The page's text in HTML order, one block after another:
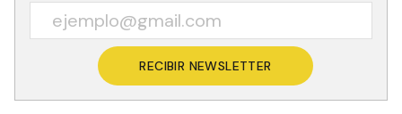
RECIBIR NEWSLETTER